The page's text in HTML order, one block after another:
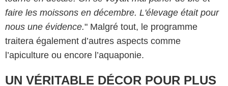
faire les moissons en décembre. L'élevage était pour
nous une évidence." Malgré tout, le programme
traitera également d’autres aspects comme
l’apiculture ou encore l’aquaponie.
UN VÉRITABLE DÉCOR POUR PLUS
Jean-Philippe BALTEL / FTV